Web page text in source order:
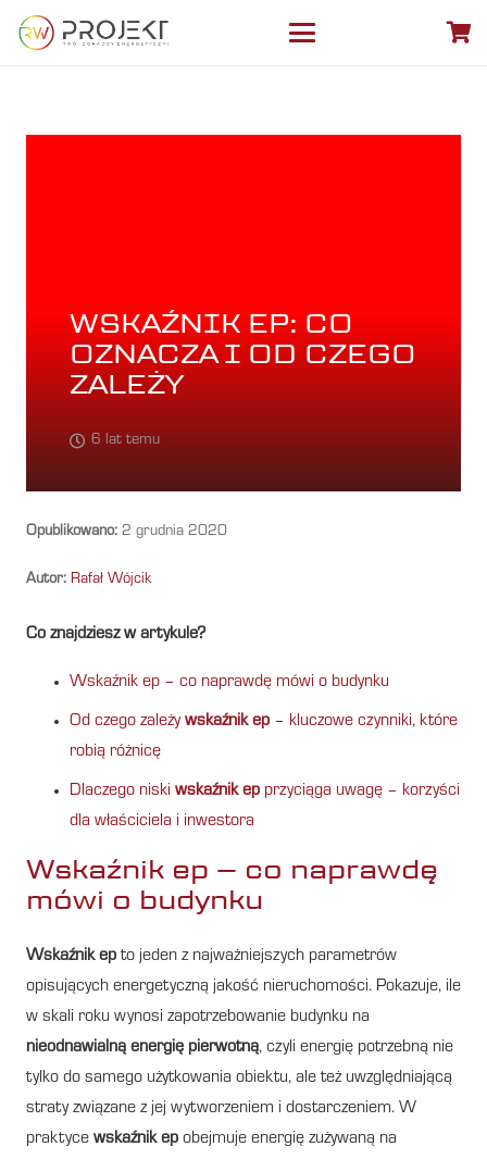
WSKAŹNIK EP: CO
OZNACZA I OD CZEGO
ZALEŻY
6 lat temu
Opublikowano: 2 grudnia 2020
Autor: Rafał Wójcik
Co znajdziesz w artykule?
Wskaźnik ep – co naprawdę mówi o budynku
Od czego zależywskaźnik ep – kluczowe czynniki, które
robią różnicę
Dlaczego niski wskaźnik ep przyciąga uwagę – korzyści
dla właściciela i inwestora
Wskaźnik ep – co naprawdę
mówi o budynku
Wskaźnik ep to jeden z najważniejszych parametrów
opisujących energetyczną jakość nieruchomości. Pokazuje, ile
w skali roku wynosi zapotrzebowanie budynku na
nieodnawialną energię pierwotną, czyli energię potrzebną nie
tylko do samego użytkowania obiektu, ale też uwzględniającą
straty związane z jej wytworzeniem i dostarczeniem. W
praktyce wskaźnik ep obejmuje energię zużywaną na